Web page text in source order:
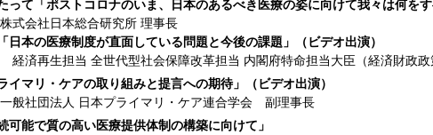
って「ポストコロナのいま、日本のあるべき医療の姿に向けて我々は何をす
式会社日本総合研究所 理事長
日本の医療制度が直面している問題と今後の課題」（ビデオ出演）
経済再生担当 全世代型社会保障改革担当 内閣府特命担当大臣（経済財政政
イマリ・ケアの取り組みと提言への期待」（ビデオ出演）
般社団法人 日本プライマリ・ケア連合学会 副理事長
可能で質の高い医療提供体制の構築に向けて」